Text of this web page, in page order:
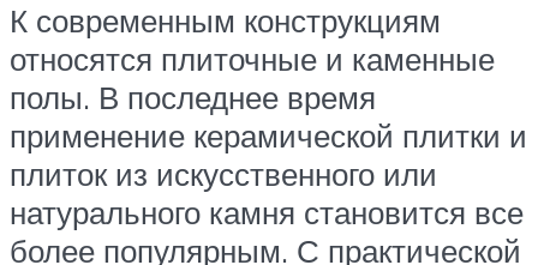
К современным конструкциям
относятся плиточные и каменные
полы. В последнее время
применение керамической плитки и
плиток из искусственного или
натурального камня становится все
более популярным. С практической